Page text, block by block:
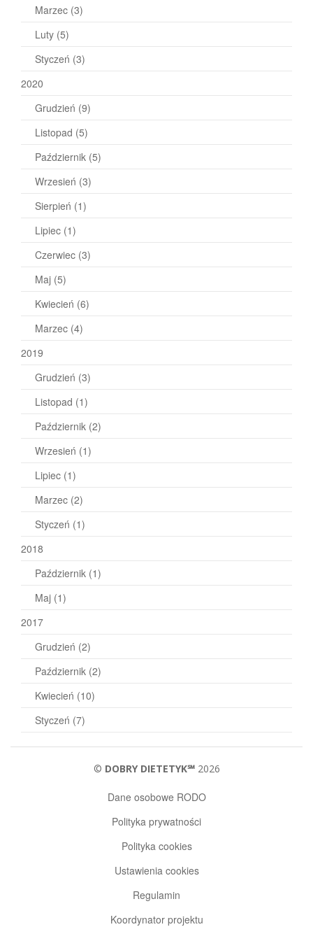
Marzec (3)
Luty (5)
Styczeń (3)
2020
Grudzień (9)
Listopad (5)
Październik (5)
Wrzesień (3)
Sierpień (1)
Lipiec (1)
Czerwiec (3)
Maj (5)
Kwiecień (6)
Marzec (4)
2019
Grudzień (3)
Listopad (1)
Październik (2)
Wrzesień (1)
Lipiec (1)
Marzec (2)
Styczeń (1)
2018
Październik (1)
Maj (1)
2017
Grudzień (2)
Październik (2)
Kwiecień (10)
Styczeń (7)
© DOBRY DIETETYK℠2026
Dane osobowe RODO
Polityka prywatności
Polityka cookies
Ustawienia cookies
Regulamin
Koordynator projektu